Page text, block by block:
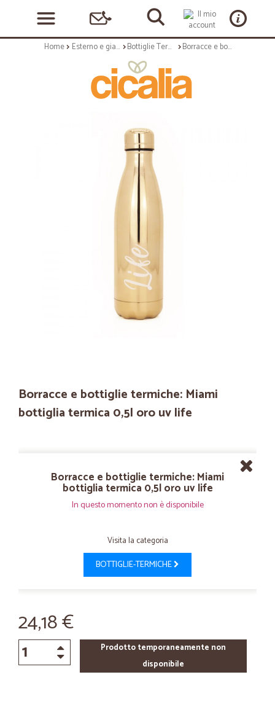
Home Esterno e giardino Bottiglie Termiche Borracce e bottiglie termiche: Miami bottiglia termica 0,5l oro uv life
Borracce e bottiglie termiche: Miami
bottiglia termica 0,5l oro uv life
Borracce e bottiglie termiche: Miami
bottiglia termica 0,5l oro uv life
In questo momento non è disponibile
Visita la categoria
BOTTIGLIE-TERMICHE
24,18 €
Prodotto temporaneamente non
disponibile